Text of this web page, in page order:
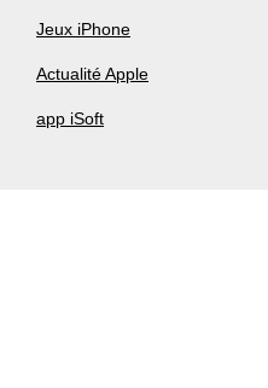
Jeux iPhone
Actualité Apple
app iSoft